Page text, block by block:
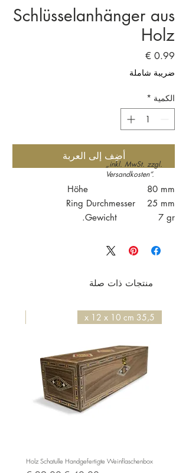
Schlüsselanhänger aus
Holz
السعر
ضريبة شاملة
الكمية *
أضِف إلى العربة
Höhe 80 mm
Ring Durchmesser 25 mm
Gewicht 7 gr.
„inkl. MwSt. zzgl.
Versandkosten“.
منتجات ذات صلة
35,5 x 12 x 10 cm
Holz Schatulle Handgefertigte Weinflaschenbox